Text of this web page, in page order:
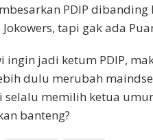
PDIP
tapi gak ada
ingin jadi ketum PDIP,
dulu merubah
selalu memilih ketua
banteng?